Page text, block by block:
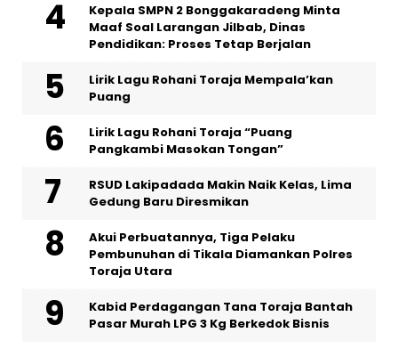
Kepala SMPN 2 Bonggakaradeng Minta
Maaf Soal Larangan Jilbab, Dinas
Pendidikan: Proses Tetap Berjalan
Lirik Lagu Rohani Toraja Mempala’kan
Puang
Lirik Lagu Rohani Toraja “Puang
Pangkambi Masokan Tongan”
RSUD Lakipadada Makin Naik Kelas, Lima
Gedung Baru Diresmikan
Akui Perbuatannya, Tiga Pelaku
Pembunuhan di Tikala Diamankan Polres
Toraja Utara
Kabid Perdagangan Tana Toraja Bantah
Pasar Murah LPG 3 Kg Berkedok Bisnis